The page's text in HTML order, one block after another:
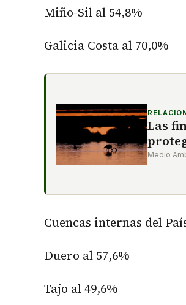
Miño-Sil al 54,8%
Galicia Costa al 70,0%
Las
Medio
Cuencas internas del
Duero al 57,6%
Tajo al 49,6%